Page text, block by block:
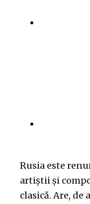
Rusia este
artiștii și
clasică. Are, de